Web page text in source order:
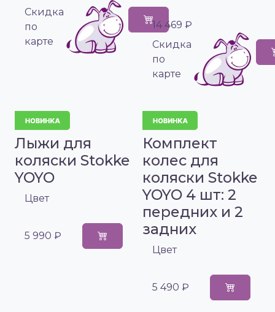
Cкидка
по
карте
14 469 ₽
Cкидка
по
карте
Лыжи для
коляски Stokke
YOYO
Цвет
5 990 ₽
Комплект
колес для
коляски Stokke
YOYO 4 шт: 2
передних и 2
задних
Цвет
5 490 ₽